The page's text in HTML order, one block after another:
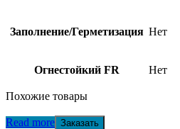
Заполнение/Герметизация Нет
Огнестойкий FR Нет
Похожие товары
Read more Заказать